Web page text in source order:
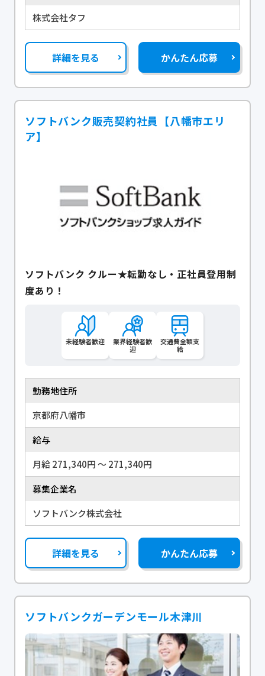
株式会社タフ
詳細を見る かんたん応募
ソフトバンク販売契約社員【八幡市エリ
ア】
ソフトバンク クルー★転勤なし・正社員登用制
度あり！
未経験者歓迎
業界経験者歓
迎
交通費全額支
給
勤務地住所
京都府八幡市
給与
月給 271,340円 〜 271,340円
募集企業名
ソフトバンク株式会社
詳細を見る かんたん応募
ソフトバンクガーデンモール木津川